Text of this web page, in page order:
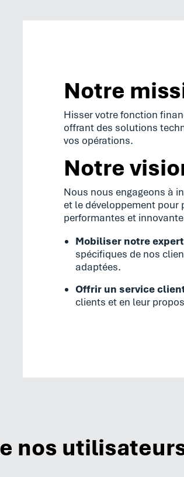
Notre
Hisser votre fonction
offrant des solutions
vos opérations.
Notre
Nous nous engageons à
et le développement
performantes et
Mobiliser notre
spécifiques de nos
adaptées.
Offrir un service
clients et en leur
nos